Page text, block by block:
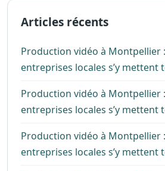
Articles récents
Production vidéo à Montpellier
entreprises locales s’y mettent
Production vidéo à Montpellier
entreprises locales s’y mettent
Production vidéo à Montpellier
entreprises locales s’y mettent